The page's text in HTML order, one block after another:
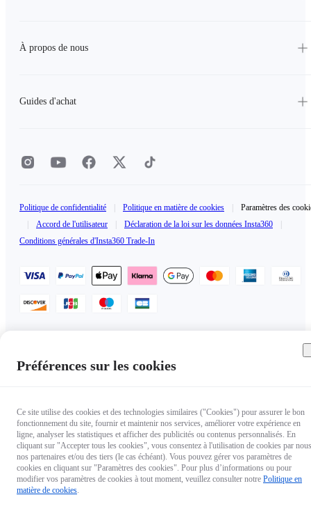
À propos de nous
Guides d'achat
Politique de confidentialité Politique en matière de cookies
Paramètres des
Accord de l'utilisateur Déclaration de la loi sur les données Insta360
Conditions générales d'Insta360 Trade-In
Copyright © 2025 Insta360 All rights reserved.
Préférences sur les cookies
Ce site utilise des cookies et des technologies similaires ("Cookies") pour assurer le bon
fonctionnement du site, fournir et maintenir nos services, améliorer votre expérience en
ligne, analyser les statistiques et afficher des publicités ou contenus personnalisés. En
cliquant sur "Accepter tous les cookies", vous consentez à l'utilisation de cookies par
nos partenaires et/ou des tiers (le cas échéant). Vous pouvez gérer vos paramètres de
cookies en cliquant sur "Paramètres des cookies". Pour plus d’informations ou pour
modifier vos paramètres de cookies à tout moment, veuillez consulter notre Politique en
matière de cookies.